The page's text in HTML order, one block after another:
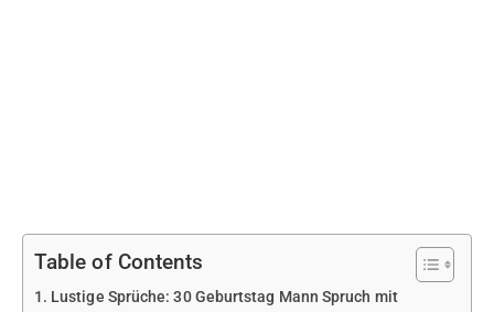
Table of Contents
Lustige Sprüche: 30 Geburtstag Mann Spruch mit